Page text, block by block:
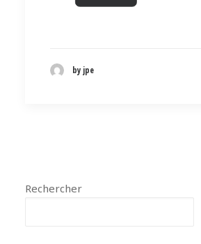
by jpe
Rechercher